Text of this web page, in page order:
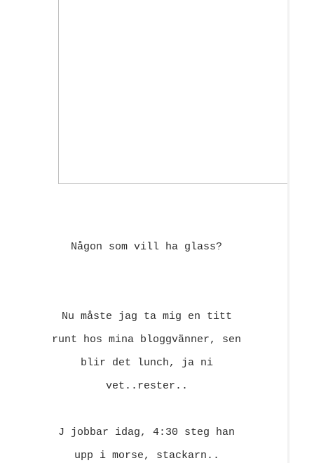
Någon som vill ha glass?
Nu måste jag ta mig en titt
runt hos mina bloggvänner, sen
blir det lunch, ja ni
vet..rester..
J jobbar idag, 4:30 steg han
upp i morse, stackarn..